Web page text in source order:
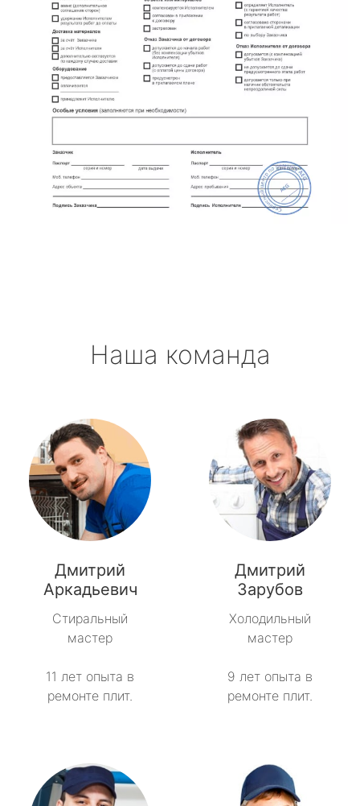
Наша команда
Дмитрий
Аркадьевич
Стиральный
мастер
11 лет опыта в
ремонте плит.
Дмитрий
Зарубов
Холодильный
мастер
9 лет опыта в
ремонте плит.